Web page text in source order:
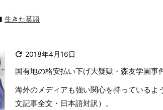
生きた英語
 2018年4月16日
国有地の格安払い下げ大疑獄・森友学園事
海外のメディアも強い関心を持っているよ
文記事全文・日本語対訳）。